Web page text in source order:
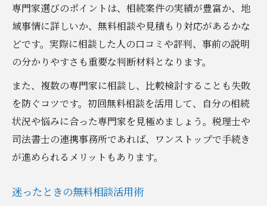
専門家選びのポイントは、相続案件の実績が豊富か、地
域事情に詳しいか、無料相談や見積もり対応があるかな
どです。実際に相談した人の口コミや評判、事前の説明
の分かりやすさも重要な判断材料となります。
また、複数の専門家に相談し、比較検討することも失敗
を防ぐコツです。初回無料相談を活用して、自分の相続
状況や悩みに合った専門家を見極めましょう。税理士や
司法書士の連携事務所であれば、ワンストップで手続き
が進められるメリットもあります。
迷ったときの無料相談活用術